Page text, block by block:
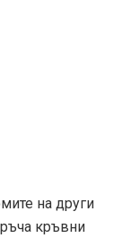
на други
кръвни